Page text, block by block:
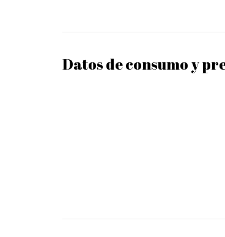
Datos de consumo y